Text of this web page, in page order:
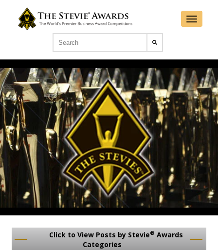
Click to View Posts by Stevie® Awards
Categories